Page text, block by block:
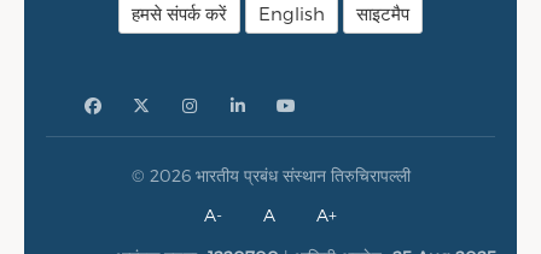
हमसे संपर्क करें English साइटमैप
© 2026 भारतीय प्रबंध संस्थान तिरुचिरापल्ली
A-
A A+